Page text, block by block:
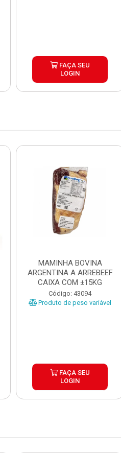
FAÇA SEU
LOGIN
MAMINHA BOVINA
ARGENTINA A ARREBEEF
CAIXA COM ±15KG
Código: 43094
Produto de peso variável
FAÇA SEU
LOGIN